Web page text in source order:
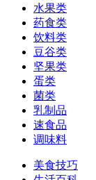
水果类
药食类
饮料类
豆谷类
坚果类
蛋类
菌类
乳制品
速食品
调味料
美食技巧